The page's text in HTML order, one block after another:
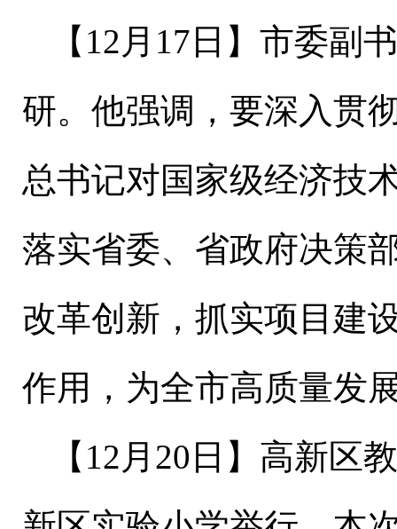
【 12 月 17 日 】市委副
研。他强调，要深入贯
总书记对国家级经济技
落实省委、省政府决策
改革创新，抓实项目建
作用，为全市高质量发
【 12 月 20 日 】高新区